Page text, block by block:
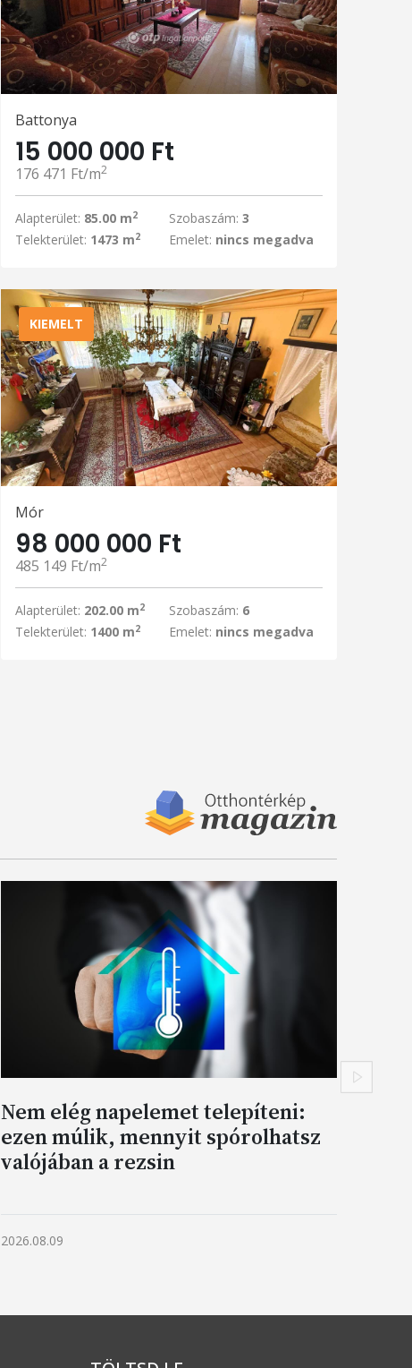
Battonya
15 000 000 Ft
176 471 Ft/m2
Alapterület: 85.00 m2
Telekterület: 1473 m2
Szobaszám: 3
Emelet: nincs megadva
KIEMELT
Mór
98 000 000 Ft
485 149 Ft/m2
Alapterület: 202.00 m2
Telekterület: 1400 m2
Szobaszám: 6
Emelet: nincs megadva
Nem elég napelemet telepíteni:
ezen múlik, mennyit spórolhatsz
valójában a rezsin
2026.08.09